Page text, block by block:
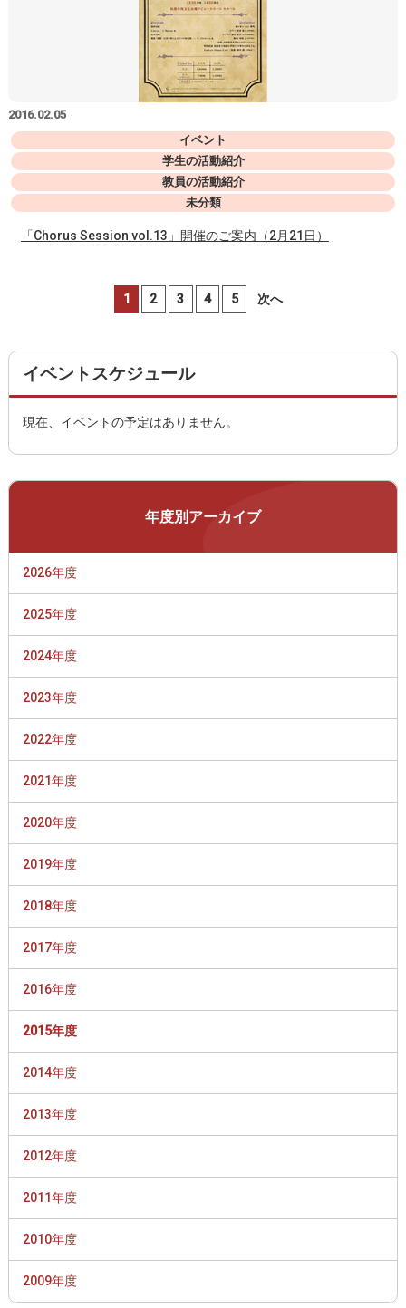
2016.02.05
イベント
学生の活動紹介
教員の活動紹介
未分類
「Chorus Session vol.13」開催のご案内（2月21日）
1 2 3 4 5 次へ
イベントスケジュール
現在、イベントの予定はありません。
年度別アーカイブ
2026年度
2025年度
2024年度
2023年度
2022年度
2021年度
2020年度
2019年度
2018年度
2017年度
2016年度
2015年度
2014年度
2013年度
2012年度
2011年度
2010年度
2009年度